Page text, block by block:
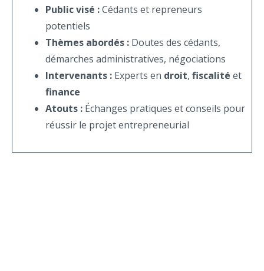
Public visé :Cédants et repreneurs
potentiels
Thèmes abordés : Doutes des cédants,
démarches administratives, négociations
Intervenants : Experts en droit, fiscalité et
finance
Atouts : Échanges pratiques et conseils pour
réussir le projet entrepreneurial